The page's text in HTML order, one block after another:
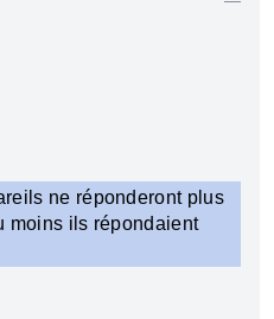
ne réponderont plus
moins ils répondaient